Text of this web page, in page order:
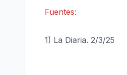
Fuentes:
1) La Diaria. 2/3/25